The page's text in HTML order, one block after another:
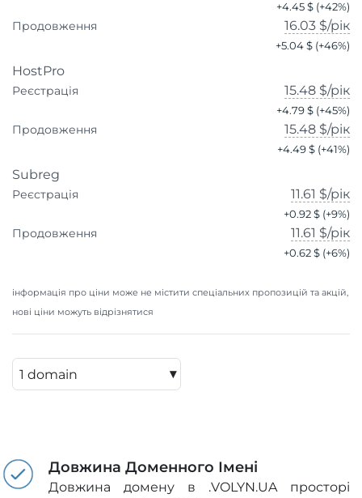
+4.45 $ (+42%)
Продовження 16.03 $/рік
+5.04 $ (+46%)
HostPro
Реєстрація 15.48 $/рік
+4.79 $ (+45%)
Продовження 15.48 $/рік
+4.49 $ (+41%)
Subreg
Реєстрація 11.61 $/рік
+0.92 $ (+9%)
Продовження 11.61 $/рік
+0.62 $ (+6%)
інформація про ціни може не містити спеціальних пропозицій та акцій,
нові ціни можуть відрізнятися
▾
Довжина Доменного Імені
Довжина домену в .VOLYN.UA просторі